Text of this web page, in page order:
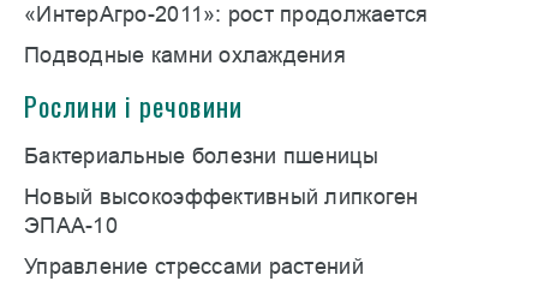
«ИнтерАгро-2011»: рост продолжается
Подводные камни охлаждения
Рослини і речовини
Бактериальные болезни пшеницы
Новый высокоэффективный липкоген
ЭПАА-10
Управление стрессами растений